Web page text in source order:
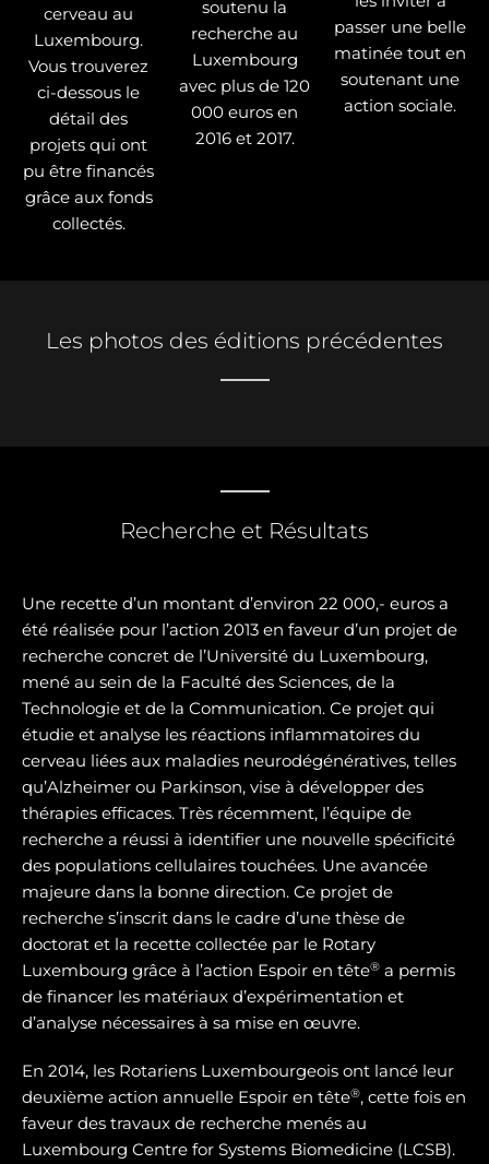
cerveau au
Luxembourg.
Vous trouverez
ci-dessous le
détail des
projets qui ont
pu être financés
grâce aux fonds
collectés.
soutenu la
recherche au
Luxembourg
avec plus de 120
000 euros en
2016 et 2017.
passer une belle
matinée tout en
soutenant une
action sociale.
Les photos des éditions précédentes
Recherche et Résultats
Une recette d’un montant d’environ 22 000,- euros a
été réalisée pour l’action 2013 en faveur d’un projet de
recherche concret de l’Université du Luxembourg,
mené au sein de la Faculté des Sciences, de la
Technologie et de la Communication. Ce projet qui
étudie et analyse les réactions inflammatoires du
cerveau liées aux maladies neurodégénératives, telles
qu’Alzheimer ou Parkinson, vise à développer des
thérapies efficaces. Très récemment, l’équipe de
recherche a réussi à identifier une nouvelle spécificité
des populations cellulaires touchées. Une avancée
majeure dans la bonne direction. Ce projet de
recherche s’inscrit dans le cadre d’une thèse de
doctorat et la recette collectée par le Rotary
Luxembourg grâce à l’action Espoir en tête® a permis
de financer les matériaux d’expérimentation et
d’analyse nécessaires à sa mise en œuvre.
En 2014, les Rotariens Luxembourgeois ont lancé leur
deuxième action annuelle Espoir en tête®, cette fois en
faveur des travaux de recherche menés au
Luxembourg Centre for Systems Biomedicine (LCSB).